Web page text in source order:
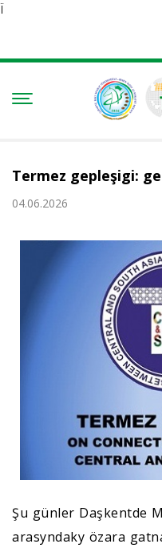
Ï
Termez gepleşigi:
04.06.2026
Şu günler Daşkentde
arasyndaky özara